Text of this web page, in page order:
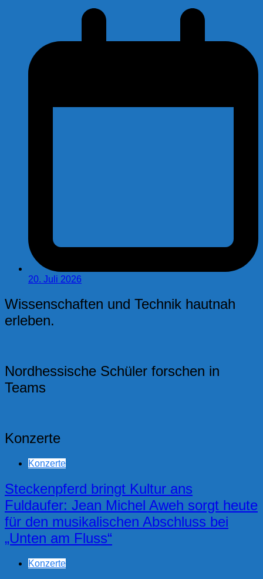
20. Juli 2026
Wissenschaften und Technik hautnah
erleben.
Nordhessische Schüler forschen in
Teams
Konzerte
Konzerte
Steckenpferd bringt Kultur ans
Fuldaufer: Jean Michel Aweh sorgt heute
für den musikalischen Abschluss bei
„Unten am Fluss“
Konzerte